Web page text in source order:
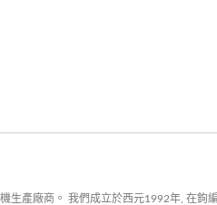
生產廠商。 我們成立於西元1992年, 在